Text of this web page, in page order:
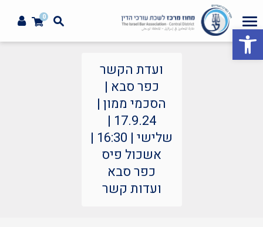
פתח סרגל נגישות
0
ועדת הקשר
כפר סבא |
הסכמי ממון |
17.9.24 |
שלישי | 16:30 |
אשכול פיס
כפר סבא
ועדות קשר